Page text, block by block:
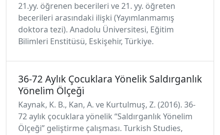
21.yy. öğrenen becerileri ve 21. yy. öğreten
becerileri arasındaki ilişki (Yayımlanmamış
doktora tezi). Anadolu Üniversitesi, Eğitim
Bilimleri Enstitüsü, Eskişehir, Türkiye.
36-72 Aylık Çocuklara Yöneli̇k Saldırganlık
Yöneli̇m Ölçeği̇
Kaynak, K. B., Kan, A. ve Kurtulmuş, Z. (2016). 36-
72 aylık çocuklara yöneli̇k “Saldırganlık Yöneli̇m
Ölçeği̇” geli̇şti̇rme çalışması. Turkish Studies,